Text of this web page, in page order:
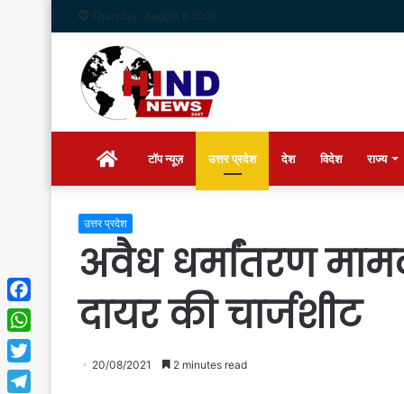
Thursday, August 6 2026
Homeटॉप न्यूज़ उत्तर प्रदेश देश विदेश राज्य
उत्तर प्रदेश
अवैध धर्मांतरण
दायर की चार्जशीट
20/08/2021 2 minutes read
Facebook
WhatsApp
Twitter